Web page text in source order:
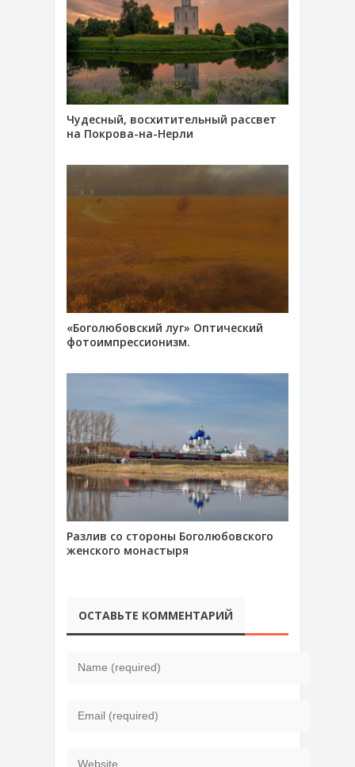
Чудесный, восхитительный рассвет
на Покрова-на-Нерли
«Боголюбовский луг» Оптический
фотоимпрессионизм.
Разлив со стороны Боголюбовского
женского монастыря
ОСТАВЬТЕ КОММЕНТАРИЙ